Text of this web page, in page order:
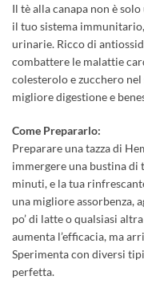
Il tè alla canapa non è
il tuo sistema
urinarie. Ricco di
combattere le malattie
colesterolo e zucchero
migliore digestione e
Come Prepararlo:
Preparare una tazza di
immergere una bustina di
minuti, e la tua
una migliore assorbenza,
po’ di latte o qualsiasi
aumenta l’efficacia, ma
Sperimenta con diversi
perfetta.